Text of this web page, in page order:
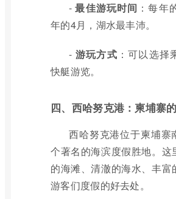
-最佳游玩时间 ：每年
年的4月，湖水最丰沛。
- 游玩方式 ：可以选择
快艇游览。
四、西哈努克港：柬埔寨
西哈努克港位于柬埔寨
个著名的海滨度假胜地。这
的海滩、清澈的海水、丰富
游客们度假的好去处。